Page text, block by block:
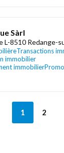
Sàrl
L-8510 Redange-
Transactions
immobilier
immobilier
1 2